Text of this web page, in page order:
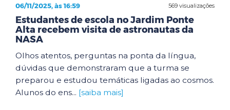
569 visualizações
06/11/2025, às 16:59
Estudantes de escola no Jardim Ponte
Alta recebem visita de astronautas da
NASA
Olhos atentos, perguntas na ponta da língua,
dúvidas que demonstraram que a turma se
preparou e estudou temáticas ligadas ao cosmos.
Alunos do ens... [saiba mais]